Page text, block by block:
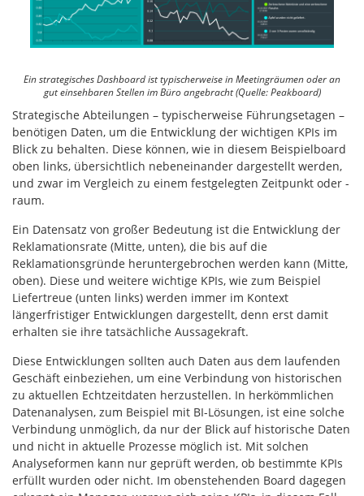
Ein strategisches Dashboard ist typischerweise in Meetingräumen oder an
gut einsehbaren Stellen im Büro angebracht (Quelle: Peakboard)
Strategische Abteilungen – typischerweise Führungsetagen –
benötigen Daten, um die Entwicklung der wichtigen KPIs im
Blick zu behalten. Diese können, wie in diesem Beispielboard
oben links, übersichtlich nebeneinander dargestellt werden,
und zwar im Vergleich zu einem festgelegten Zeitpunkt oder -
raum.
Ein Datensatz von großer Bedeutung ist die Entwicklung der
Reklamationsrate (Mitte, unten), die bis auf die
Reklamationsgründe heruntergebrochen werden kann (Mitte,
oben). Diese und weitere wichtige KPIs, wie zum Beispiel
Liefertreue (unten links) werden immer im Kontext
längerfristiger Entwicklungen dargestellt, denn erst damit
erhalten sie ihre tatsächliche Aussagekraft.
Diese Entwicklungen sollten auch Daten aus dem laufenden
Geschäft einbeziehen, um eine Verbindung von historischen
zu aktuellen Echtzeitdaten herzustellen. In herkömmlichen
Datenanalysen, zum Beispiel mit BI-Lösungen, ist eine solche
Verbindung unmöglich, da nur der Blick auf historische Daten
und nicht in aktuelle Prozesse möglich ist. Mit solchen
Analyseformen kann nur geprüft werden, ob bestimmte KPIs
erfüllt wurden oder nicht. Im obenstehenden Board dagegen